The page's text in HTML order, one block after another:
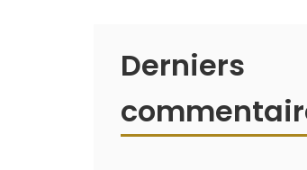
Derniers